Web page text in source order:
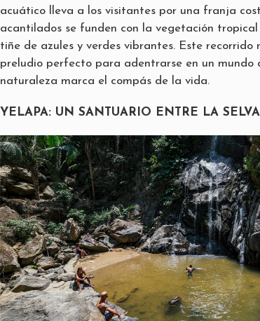
acuático lleva a los visitantes por una franja
acantilados se funden con la vegetación
tiñe de azules y verdes vibrantes. Este recorrido
preludio perfecto para adentrarse en un mundo
naturaleza marca el compás de la vida.
YELAPA: UN SANTUARIO ENTRE LA